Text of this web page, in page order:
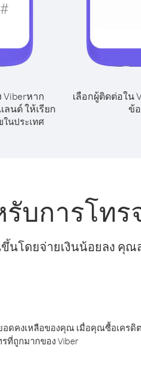
หาก
นด์ ให้เรียก
ในประเทศ
เลือกผู้ติดต่อใน
ข้
บการโท
นโดยจ่ายเงินน้อยลง คุ
อดคงเหลือของคุณ เมื่อคุณซื้อเคร
ที่ถูกมากของ Viber